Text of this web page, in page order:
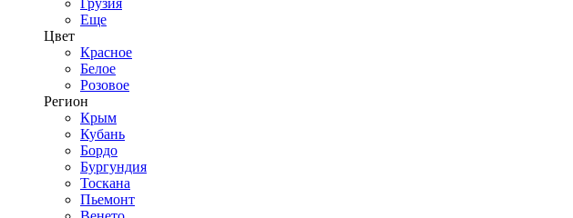
Грузия
Еще
Цвет
Красное
Белое
Розовое
Регион
Крым
Кубань
Бордо
Бургундия
Тоскана
Пьемонт